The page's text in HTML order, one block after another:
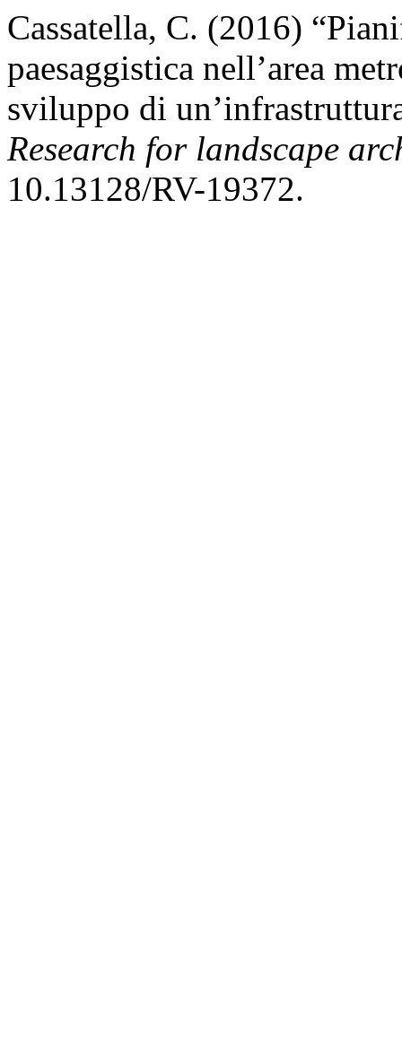
Cassatella, C. (2016)
paesaggistica nell’area
sviluppo di
Research for landscape
10.13128/RV-19372.